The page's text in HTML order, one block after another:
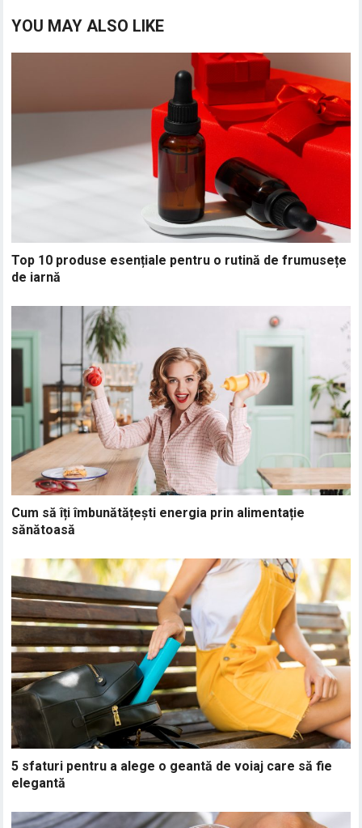
YOU MAY ALSO LIKE
Top 10 produse esențiale pentru o rutină de frumusețe
de iarnă
Cum să îți îmbunătățești energia prin alimentație
sănătoasă
5 sfaturi pentru a alege o geantă de voiaj care să fie
elegantă